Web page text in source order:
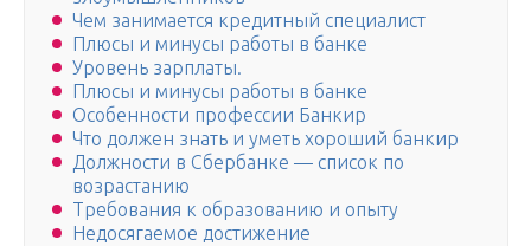
Чем занимается кредитный специалист
Плюсы и минусы работы в банке
Уровень зарплаты.
Плюсы и минусы работы в банке
Особенности профессии Банкир
Что должен знать и уметь хороший банкир
Должности в Сбербанке — список по
возрастанию
Требования к образованию и опыту
Недосягаемое достижение